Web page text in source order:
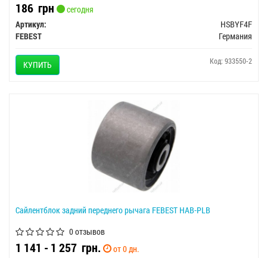
186 грн
сегодня
Артикул:
HSBYF4F
FEBEST
Германия
КУПИТЬ Код: 933550-2
Сайлентблок задний переднего рычага FEBEST HAB-PLB
0 отзывов
1 141 - 1 257 грн.
от 0 дн.